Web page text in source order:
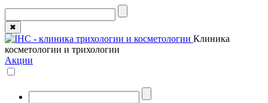
✖
Клиника
косметологии и трихологии
Акции